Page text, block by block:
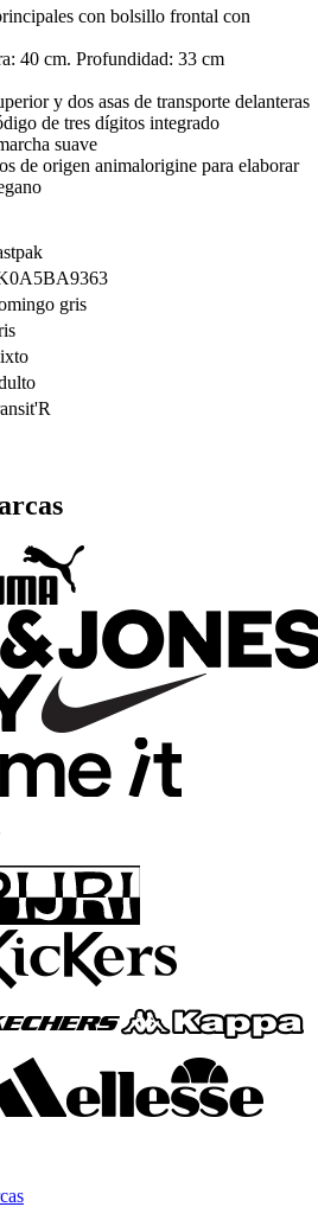
con bolsillo frontal con
40 cm. Profundidad: 33 cm
y dos asas de transporte delanteras
de tres dígitos integrado
suave
de origen animalorigine para elaborar
gris